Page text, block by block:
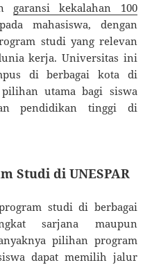
garansi kekalahan 100
mahasiswa, dengan
studi yang relevan
kerja. Universitas ini
di berbagai kota di
utama bagi siswa
pendidikan tinggi di
Studi di UNESPAR
studi di berbagai
sarjana maupun
pilihan program
dapat memilih jalur